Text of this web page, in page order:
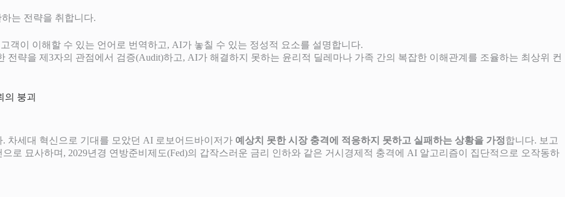
는 전략을 취합니다.
객이 이해할 수 있는 언어로 번역하고, AI가 놓칠 수 있는 정성적 요소를 설명합니다.
전략을 제3자의 관점에서 검증(Audit)하고, AI가 해결하지 못하는 윤리적 딜레마나 가족 간의 복잡한 이해관계를 조율하는 최상위 컨
의 붕괴
차세대 혁신으로 기대를 모았던 AI 로보어드바이저가 예상치 못한 시장 충격에 적응하지 못하고 실패하는 상황을 가정합니다. 보고
으로 묘사하며, 2029년경 연방준비제도(Fed)의 갑작스러운 금리 인하와 같은 거시경제적 충격에 AI 알고리즘이 집단적으로 오작동하